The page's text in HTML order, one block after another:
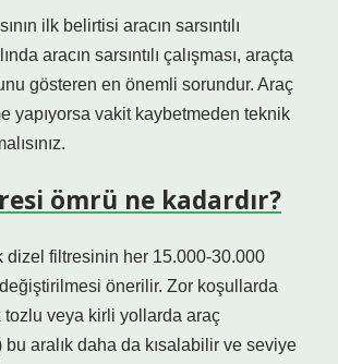
ilk belirtisi aracın sarsıntılı
aracın sarsıntılı çalışması, araçta
gösteren en önemli sorundur. Araç
yapıyorsa vakit kaybetmeden teknik
ömrü ne kadardır?
dizel filtresinin her 15.000-30.000
önerilir. Zor koşullarda
tozlu veya kirli yollarda araç
bu aralık daha da kısalabilir ve seviye